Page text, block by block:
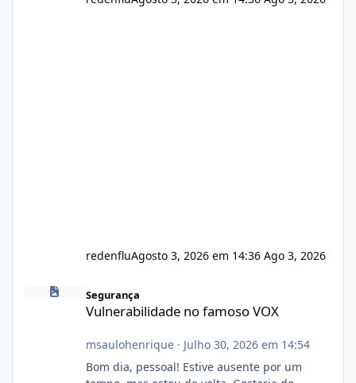
redenfluAgosto 3, 2026 em 14:36 Ago 3, 2026
Segurança
Vulnerabilidade no famoso VOX
msaulohenrique· Julho 30, 2026 em 14:54
Bom dia, pessoal! Estive ausente por um